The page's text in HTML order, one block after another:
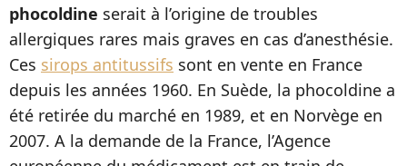
phocoldine serait à l’origine de troubles
allergiques rares mais graves en cas d’anesthésie.
Ces sirops antitussifs sont en vente en France
depuis les années 1960. En Suède, la phocoldine a
été retirée du marché en 1989, et en Norvège en
2007. A la demande de la France, l’Agence